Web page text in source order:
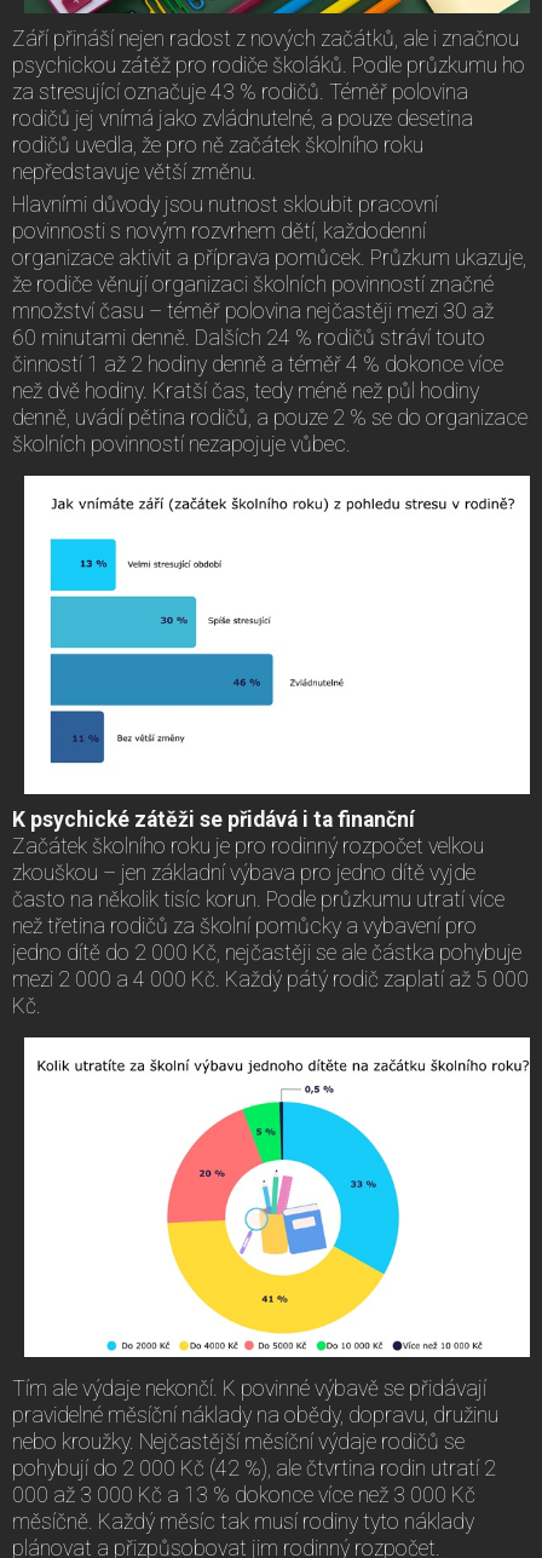
Září přináší nejen radost z nových začátků, ale i značnou
psychickou zátěž pro rodiče školáků. Podle průzkumu ho
za stresující označuje 43 % rodičů. Téměř polovina
rodičů jej vnímá jako zvládnutelné, a pouze desetina
rodičů uvedla, že pro ně začátek školního roku
nepředstavuje větší změnu.
Hlavními důvody jsou nutnost skloubit pracovní
povinnosti s novým rozvrhem dětí, každodenní
organizace aktivit a příprava pomůcek. Průzkum ukazuje,
že rodiče věnují organizaci školních povinností značné
množství času – téměř polovina nejčastěji mezi 30 až
60 minutami denně. Dalších 24 % rodičů stráví touto
činností 1 až 2 hodiny denně a téměř 4 % dokonce více
než dvě hodiny. Kratší čas, tedy méně než půl hodiny
denně, uvádí pětina rodičů, a pouze 2 % se do organizace
školních povinností nezapojuje vůbec.
K psychické zátěži se přidává i ta finanční
Začátek školního roku je pro rodinný rozpočet velkou
zkouškou – jen základní výbava pro jedno dítě vyjde
často na několik tisíc korun. Podle průzkumu utratí více
než třetina rodičů za školní pomůcky a vybavení pro
jedno dítě do 2 000 Kč, nejčastěji se ale částka pohybuje
mezi 2 000 a 4 000 Kč. Každý pátý rodič zaplatí až 5 000
Kč.
Tím ale výdaje nekončí. K povinné výbavě se přidávají
pravidelné měsíční náklady na obědy, dopravu, družinu
nebo kroužky. Nejčastější měsíční výdaje rodičů se
pohybují do 2 000 Kč (42 %), ale čtvrtina rodin utratí 2
000 až 3 000 Kč a 13 % dokonce více než 3 000 Kč
měsíčně. Každý měsíc tak musí rodiny tyto náklady
plánovat a přizpůsobovat jim rodinný rozpočet.